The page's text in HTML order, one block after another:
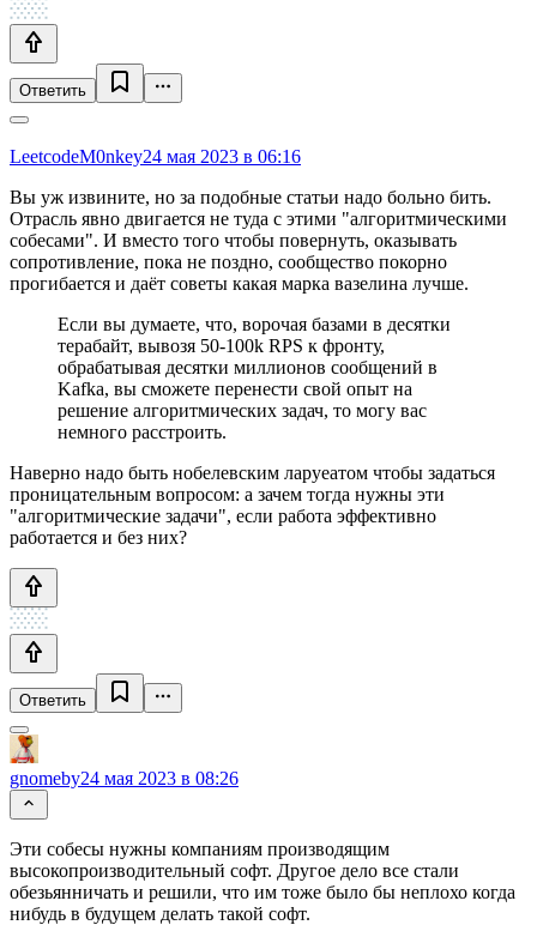
Ответить
LeetcodeM0nkey24 мая 2023 в 06:16
Вы уж извините, но за подобные статьи надо больно бить.
Отрасль явно двигается не туда с этими "алгоритмическими
собесами". И вместо того чтобы повернуть, оказывать
сопротивление, пока не поздно, сообщество покорно
прогибается и даёт советы какая марка вазелина лучше.
Если вы думаете, что, ворочая базами в десятки
терабайт, вывозя 50-100k RPS к фронту,
обрабатывая десятки миллионов сообщений в
Kafka, вы сможете перенести свой опыт на
решение алгоритмических задач, то могу вас
немного расстроить.
Наверно надо быть нобелевским ларуеатом чтобы задаться
проницательным вопросом: а зачем тогда нужны эти
"алгоритмические задачи", если работа эффективно
работается и без них?
Ответить
gnomeby24 мая 2023 в 08:26
Эти собесы нужны компаниям производящим
высокопроизводительный софт. Другое дело все стали
обезьянничать и решили, что им тоже было бы неплохо когда
нибудь в будущем делать такой софт.